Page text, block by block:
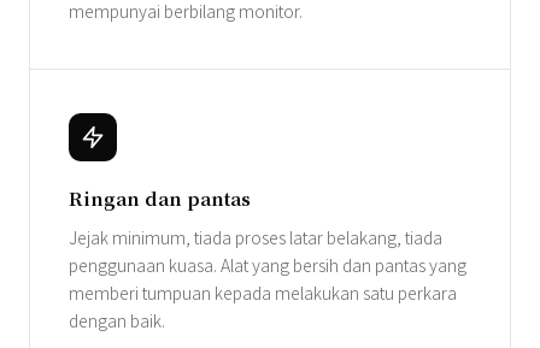
mempunyai berbilang monitor.
Ringan dan pantas
Jejak minimum, tiada proses latar belakang, tiada
penggunaan kuasa. Alat yang bersih dan pantas yang
memberi tumpuan kepada melakukan satu perkara
dengan baik.